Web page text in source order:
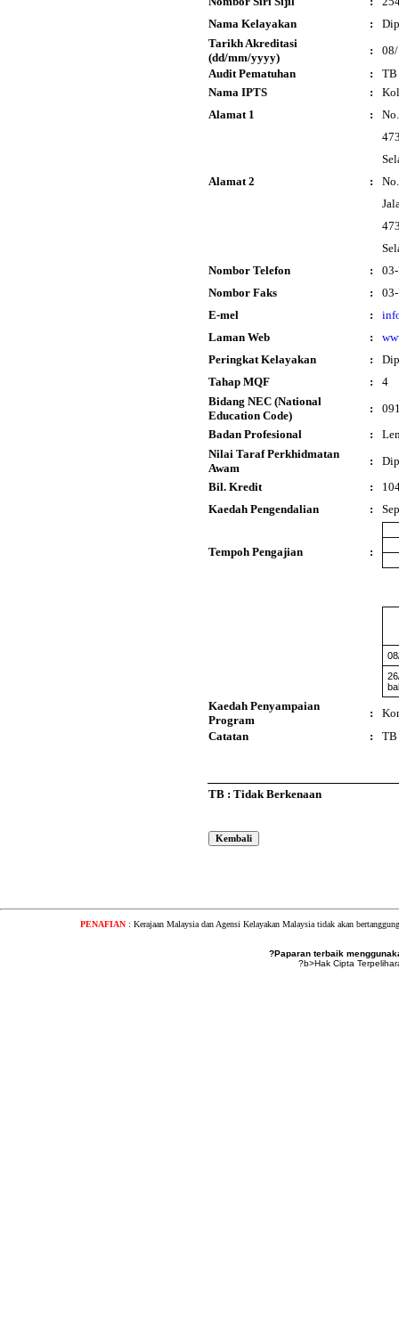
Nama Kelayakan
:
Tarikh Akreditasi
(dd/mm/yyyy)
:
Audit Pematuhan
:
TB
Nama IPTS
:
Alamat 1
:
Alamat 2
:
Nombor Telefon
:
Nombor Faks
:
E-mel
:
Laman Web
:
Peringkat Kelayakan
:
Tahap MQF
:
4
Bidang NEC (National
Education Code)
:
Badan Profesional
:
Nilai Taraf Perkhidmatan
Awam
:
Bil. Kredit
:
Kaedah Pengendalian
:
Tempoh Pengajian :
Kaedah Penyampaian
Program
:
Catatan
: TB
TB : Tidak Berkenaan
PENAFIAN : Kerajaan Malaysia dan Agensi Kelayakan Malaysia tidak akan
?Paparan terbaik
?b>Hak Cipta